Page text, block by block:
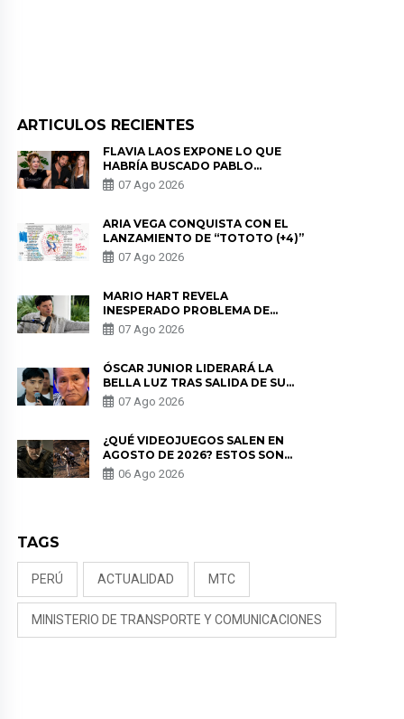
ARTICULOS RECIENTES
FLAVIA LAOS EXPONE LO QUE
HABRÍA BUSCADO PABLO
HEREDIA CON ALE FULLER: “UNA
DE LAS PARTES QUERÍA EL
07 Ago 2026
ARIA VEGA CONQUISTA CON EL
LANZAMIENTO DE “TOTOTO (+4)”
07 Ago 2026
MARIO HART REVELA
INESPERADO PROBLEMA DE
SALUD ANTES DE SEPARARSE DE
KORINA: “ME ENCONTRARON UN
07 Ago 2026
ÓSCAR JUNIOR LIDERARÁ LA
BELLA LUZ TRAS SALIDA DE SU
PADRE POR POLÉMICA CON
NALDY SALDAÑA
07 Ago 2026
¿QUÉ VIDEOJUEGOS SALEN EN
AGOSTO DE 2026? ESTOS SON
LOS ESTRENOS MÁS ESPERADOS
06 Ago 2026
TAGS
PERÚ ACTUALIDAD MTC
MINISTERIO DE TRANSPORTE Y COMUNICACIONES